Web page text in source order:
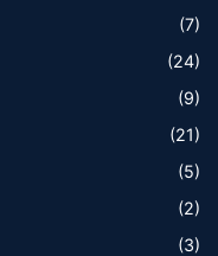
(7)
(24)
(9)
(21)
(5)
(2)
(3)